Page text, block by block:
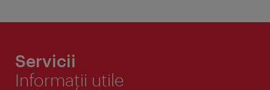
Servicii
Informaţii utile